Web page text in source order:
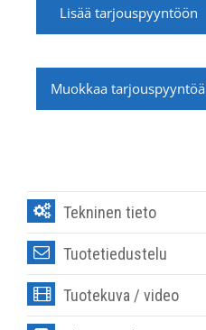
Lisää tarjouspyyntöön
Muokkaa tarjouspyyntöä
Tekninen tieto
Tuotetiedustelu
Tuotekuva / video